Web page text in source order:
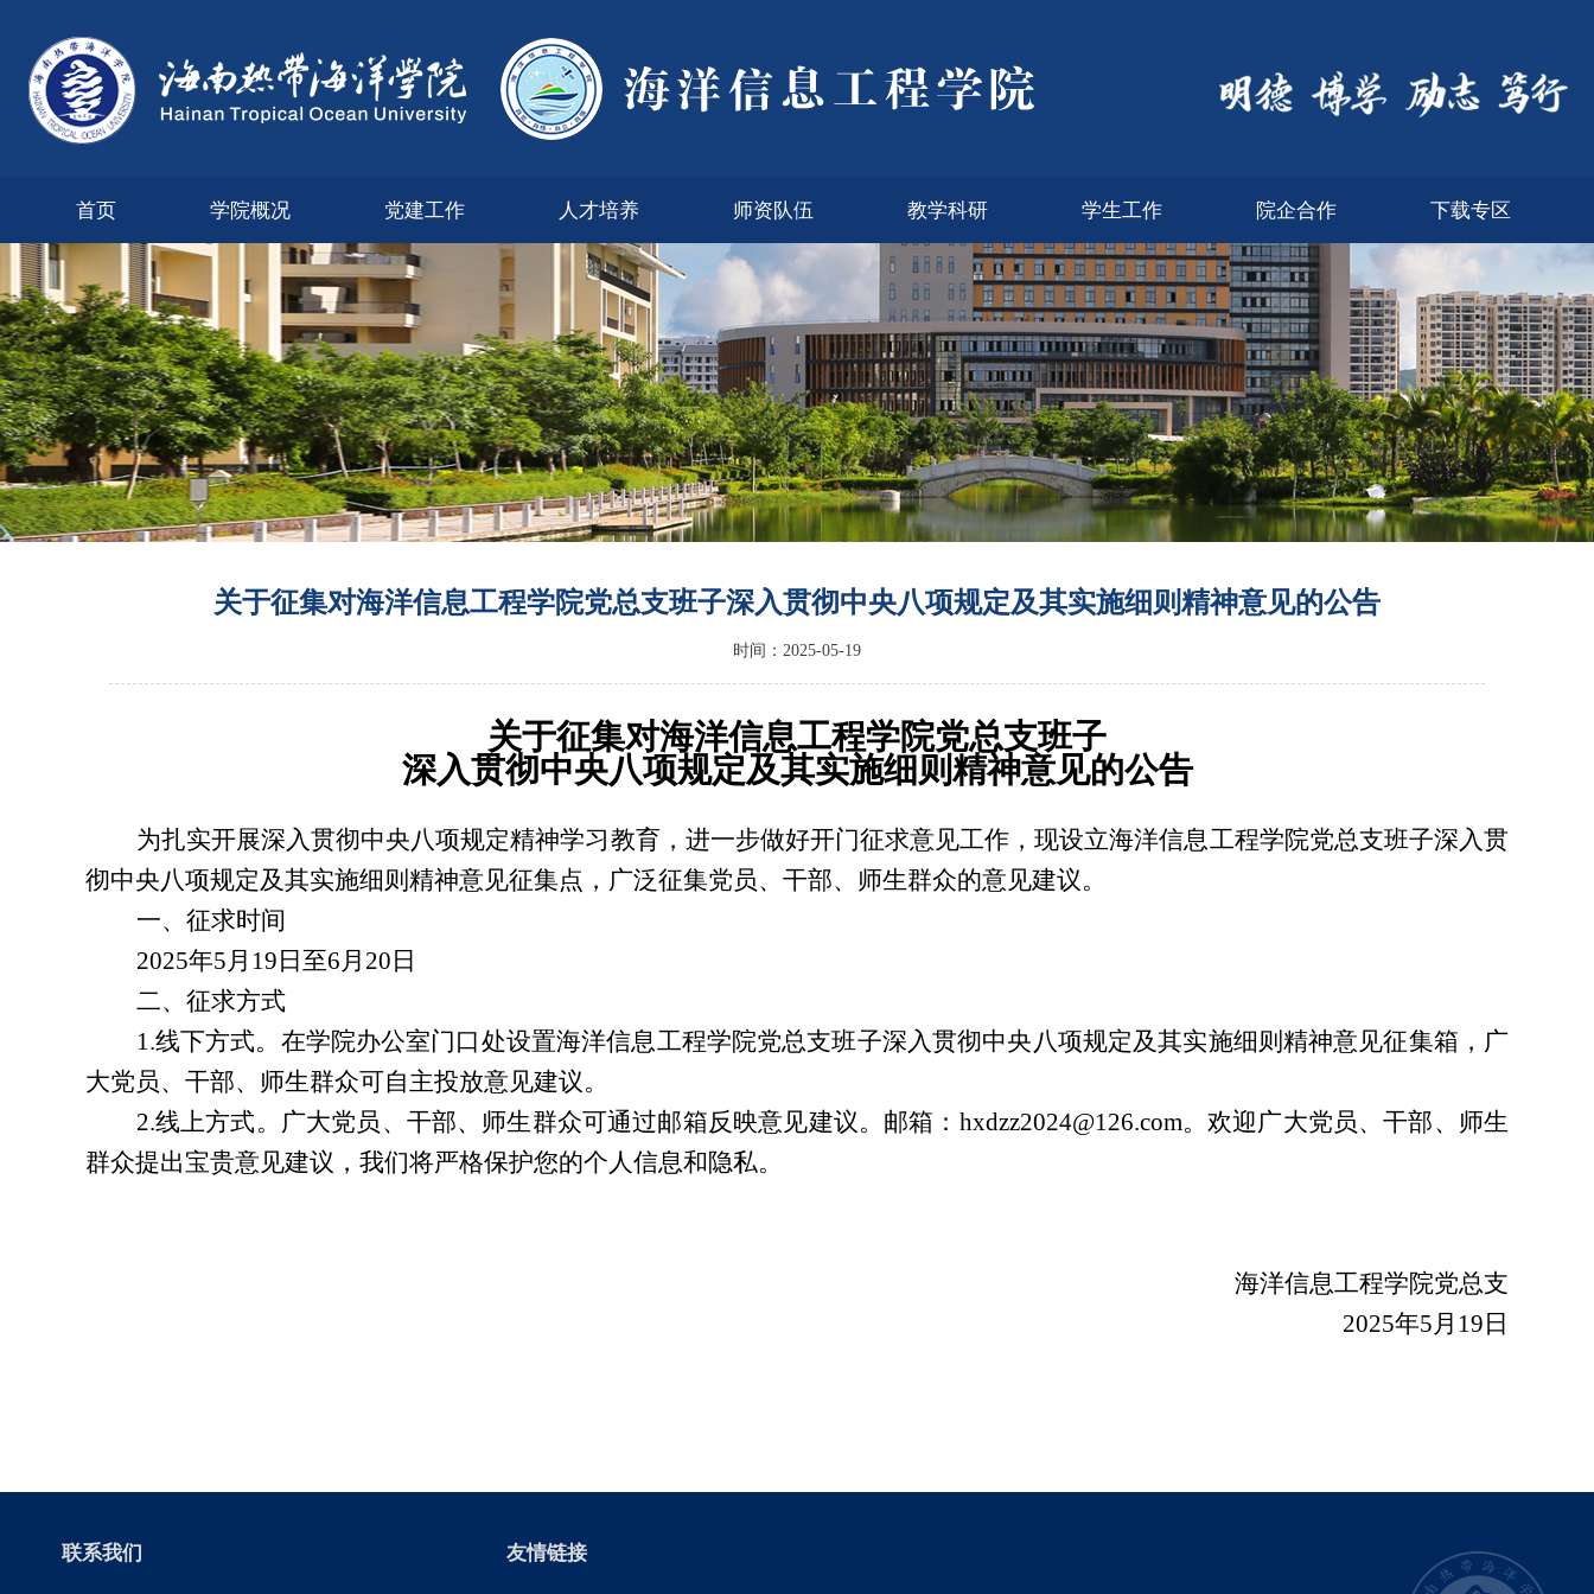
首页 学院概况 党建工作 人才培养 师资队伍 教学科研 学生工作 院企合作 下载专区
关于征集对海洋信息工程学院党总支班子深入贯彻中央八项规定及其实施细则精神意见的公告
时间：2025-05-19
关于征集对海洋信息工程学院党总支班子
深入贯彻中央八项规定及其实施细则精神意见的公告
为扎实开展深入贯彻中央八项规定精神学习教育，进一步做好开门征求意见工作，现设立海洋信息工程学院党总支班子深入贯
彻中央八项规定及其实施细则精神意见征集点，广泛征集党员、干部、师生群众的意见建议。
一、征求时间
2025年5月19日至6月20日
二、征求方式
1.线下方式。在学院办公室门口处设置海洋信息工程学院党总支班子深入贯彻中央八项规定及其实施细则精神意见征集箱，广
大党员、干部、师生群众可自主投放意见建议。
2.线上方式。广大党员、干部、师生群众可通过邮箱反映意见建议。邮箱：hxdzz2024@126.com。欢迎广大党员、干部、师生
群众提出宝贵意见建议，我们将严格保护您的个人信息和隐私。
海洋信息工程学院党总支
2025年5月19日
联系我们 友情链接